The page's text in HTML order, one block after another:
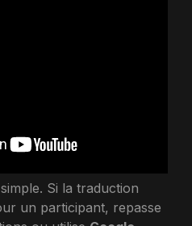
Si la traduction
un participant, repasse